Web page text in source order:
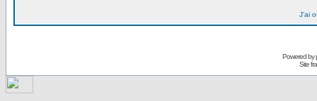
J'ai
Powered by
Site